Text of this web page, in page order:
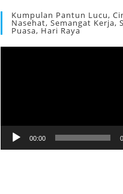
Kumpulan Pantun Lucu,
Nasehat, Semangat Kerja,
Puasa, Hari Raya
00:00